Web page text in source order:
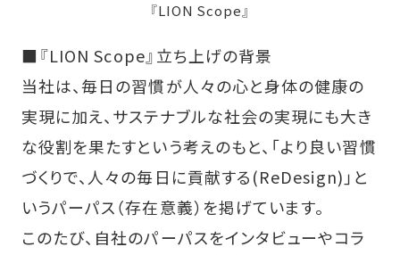
『LION Scope』
■『LION Scope』立ち上げの背景
当社は、毎日の習慣が人々の心と身体の健康の
実現に加え、サステナブルな社会の実現にも大き
な役割を果たすという考えのもと、「より良い習慣
づくりで、人々の毎日に貢献する(ReDesign)」と
いうパーパス（存在意義）を掲げています。
このたび、自社のパーパスをインタビューやコラ